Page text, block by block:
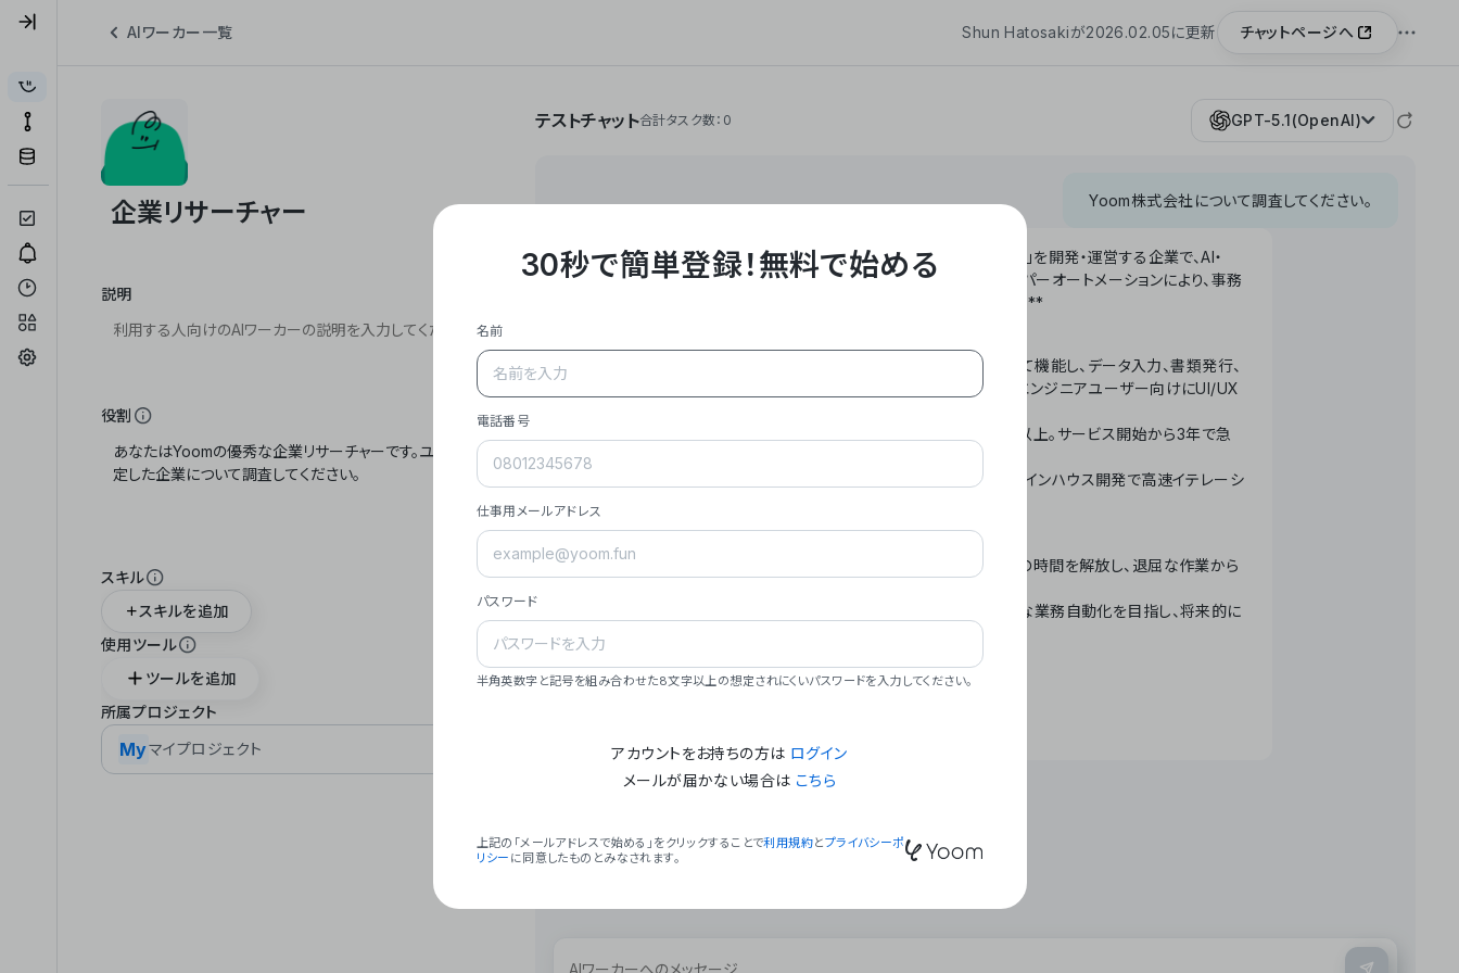
AIワーカー一覧 Shun Hatosakiが2026.02.05に更新 チャットページへ
説明
役割
スキル
スキルを追加
使用ツール
ツールを追加
所属プロジェクト
Myマイプロジェクト
テストチャット合計タスク数：0 GPT-5.1(OpenAI)
Yoom株式会社について調査してください。
**Yoom株式会社は、ビジネスオートメーションSaaS「Yoom」を開発・運営する企業で、AI・
API・RPA・OCRなどの技術をノーコードで組み合わせたハイパーオートメーションにより、事務
作業やデスクワークを自動化するサービスを提供しています。**
- **主力プロダクト「Yoom」**: SaaS連携データベースとして機能し、データ入力、書類発行、
メール対応、請求書処理、日報作成などの業務を自動化。非エンジニアユーザー向けにUI/UX
- **実績**: 国内利用社数20,000社超、直近成長率300%以上。サービス開始から3年で急
- **強み**: すべての自動化技術を1プラットフォームで完結。インハウス開発で高速イテレーシ
- **ミッション**: 「We Make Time」 – テクノロジーで人々の時間を解放し、退屈な作業から
- **ビジョン**: 「Global Business Automation」 – 世界的な業務自動化を目指し、将来的に
### 会社概要
30秒で簡単登録！無料で始める
名前
電話番号
仕事用メールアドレス
パスワード
半角英数字と記号を組み合わせた8文字以上の想定されにくいパスワードを入力してください。
アカウントをお持ちの方は ログイン
メールが届かない場合は こちら
上記の「メールアドレスで始める」をクリックすることで利用規約とプライバシーポ
リシー に同意したものとみなされます。